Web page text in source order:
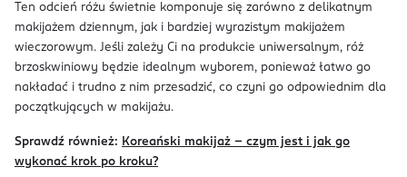
Ten odcień różu świetnie komponuje się zarówno z delikatnym
makijażem dziennym, jak i bardziej wyrazistym makijażem
wieczorowym. Jeśli zależy Ci na produkcie uniwersalnym, róż
brzoskwiniowy będzie idealnym wyborem, ponieważ łatwo go
nakładać i trudno z nim przesadzić, co czyni go odpowiednim dla
początkujących w makijażu.
Sprawdź również: Koreański makijaż – czym jest i jak go
wykonać krok po kroku?